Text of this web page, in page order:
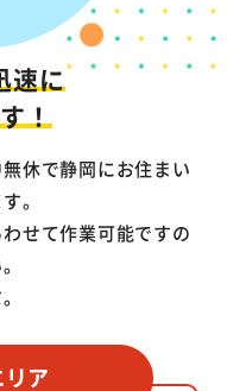
速に
！
休で静岡にお住まい
。
せて作業可能ですの
ア